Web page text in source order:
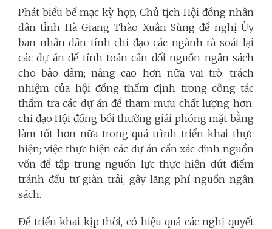
Phát biểu bế mạc kỳ họp, Chủ tịch Hội đồng nhân
dân tỉnh Hà Giang Thào Xuân Sùng đề nghị Ủy
ban nhân dân tỉnh chỉ đạo các ngành rà soát lại
các dự án để tính toán cân đối nguồn ngân sách
cho bảo đảm; nâng cao hơn nữa vai trò, trách
nhiệm của hội đồng thẩm định trong công tác
thẩm tra các dự án để tham mưu chất lượng hơn;
chỉ đạo Hội đồng bồi thường giải phóng mặt bằng
làm tốt hơn nữa trong quá trình triển khai thực
hiện; việc thực hiện các dự án cần xác định nguồn
vốn để tập trung nguồn lực thực hiện dứt điểm
tránh đầu tư giàn trải, gây lãng phí nguồn ngân
sách.
Để triển khai kịp thời, có hiệu quả các nghị quyết